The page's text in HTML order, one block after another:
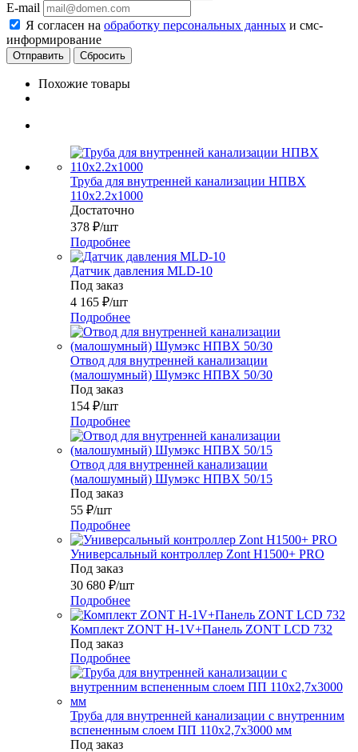
E-mail
Я согласен на обработку персональных данных и смс-
информирование
Сбросить
Похожие товары
Труба для внутренней канализации НПВХ
110x2.2х1000
Достаточно
378 ₽/шт
Подробнее
Датчик давления MLD-10
Под заказ
4 165 ₽/шт
Подробнее
Отвод для внутренней канализации
(малошумный) Шумэкс НПВХ 50/30
Под заказ
154 ₽/шт
Подробнее
Отвод для внутренней канализации
(малошумный) Шумэкс НПВХ 50/15
Под заказ
55 ₽/шт
Подробнее
Универсальный контроллер Zont H1500+ PRO
Под заказ
30 680 ₽/шт
Подробнее
Комплект ZONT H-1V+Панель ZONT LCD 732
Под заказ
Подробнее
Труба для внутренней канализации с внутренним
вспененным слоем ПП 110x2,7x3000 мм
Под заказ